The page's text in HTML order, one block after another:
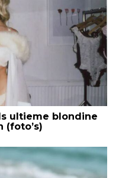
ultieme blondine
(foto’s)